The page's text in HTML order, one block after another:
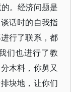
。经济问题是
话时的自我指
行了联系，都
们也进行了教
木料，你舅又
块地，让你们